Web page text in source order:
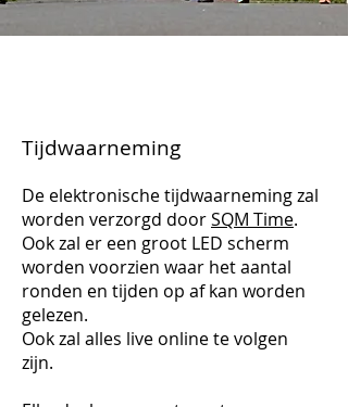
Tijdwaarneming
De elektronische tijdwaarneming zal
worden verzorgd doorSQM Time.
Ook zal er een groot LED scherm
worden voorzien waar het aantal
ronden en tijden op af kan worden
gelezen.
Ook zal alles live online te volgen
zijn.